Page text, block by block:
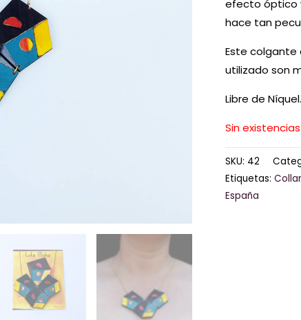
efecto óptico
hace tan
Este colgante
utilizado son
Libre de Níquel.
Sin existencias
SKU: 42
Etiquetas:
España